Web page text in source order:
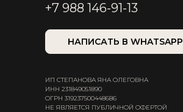
+7 988 146-91-13
НАПИСАТЬ В WHATSAPP
ИП СТЕПАНОВА ЯНА ОЛЕГОВНА
ИНН 231849051890
ОГРН 319237500448686
НЕ ЯВЛЯЕТСЯ ПУБЛИЧНОЙ ОФЕРТОЙ